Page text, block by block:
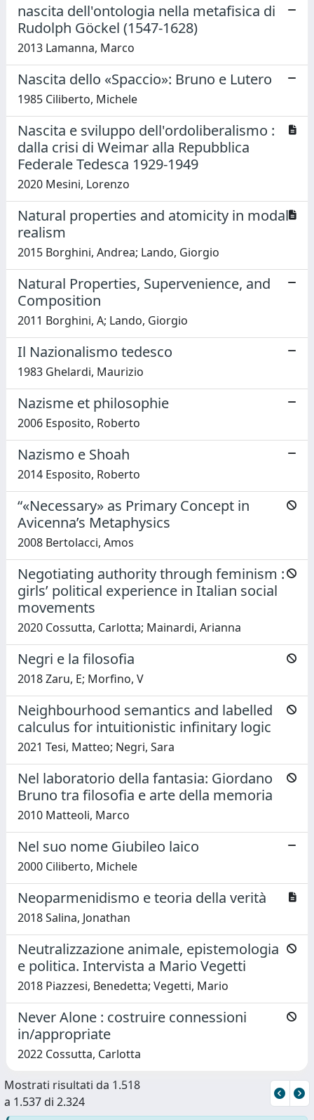
nascita dell'ontologia nella metafisica di
Rudolph Göckel (1547-1628)
2013 Lamanna, Marco
Nascita dello «Spaccio»: Bruno e Lutero
1985 Ciliberto, Michele
Nascita e sviluppo dell'ordoliberalismo :
dalla crisi di Weimar alla Repubblica
Federale Tedesca 1929-1949
2020 Mesini, Lorenzo
Natural properties and atomicity in modal
realism
2015 Borghini, Andrea; Lando, Giorgio
Natural Properties, Supervenience, and
Composition
2011 Borghini, A; Lando, Giorgio
Il Nazionalismo tedesco
1983 Ghelardi, Maurizio
Nazisme et philosophie
2006 Esposito, Roberto
Nazismo e Shoah
2014 Esposito, Roberto
“«Necessary» as Primary Concept in
Avicenna’s Metaphysics
2008 Bertolacci, Amos
Negotiating authority through feminism :
girls’ political experience in Italian social
movements
2020 Cossutta, Carlotta; Mainardi, Arianna
Negri e la filosofia
2018 Zaru, E; Morfino, V
Neighbourhood semantics and labelled
calculus for intuitionistic infinitary logic
2021 Tesi, Matteo; Negri, Sara
Nel laboratorio della fantasia: Giordano
Bruno tra filosofia e arte della memoria
2010 Matteoli, Marco
Nel suo nome Giubileo laico
2000 Ciliberto, Michele
Neoparmenidismo e teoria della verità
2018 Salina, Jonathan
Neutralizzazione animale, epistemologia
e politica. Intervista a Mario Vegetti
2018 Piazzesi, Benedetta; Vegetti, Mario
Never Alone : costruire connessioni
in/appropriate
2022 Cossutta, Carlotta
Mostrati risultati da 1.518
a 1.537 di 2.324